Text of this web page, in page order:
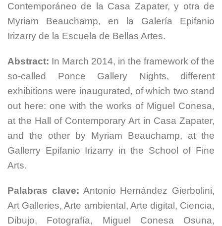
Contemporáneo de la Casa Zapater, y otra de
Myriam Beauchamp, en la Galería Epifanio
Irizarry de la Escuela de Bellas Artes.
Abstract: In March 2014, in the framework of the
so-called Ponce Gallery Nights, different
exhibitions were inaugurated, of which two stand
out here: one with the works of Miguel Conesa,
at the Hall of Contemporary Art in Casa Zapater,
and the other by Myriam Beauchamp, at the
Gallerry Epifanio Irizarry in the School of Fine
Arts.
Palabras clave: Antonio Hernández Gierbolini,
Art Galleries, Arte ambiental, Arte digital, Ciencia,
Dibujo, Fotografía, Miguel Conesa Osuna,